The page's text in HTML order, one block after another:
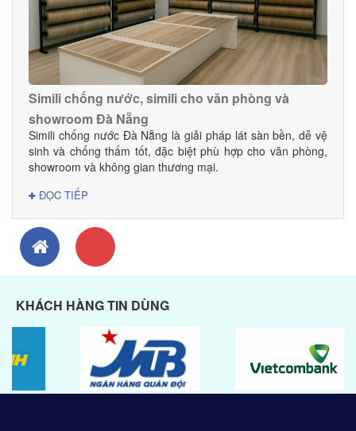
– Vật liệu nội thất Đà Nẵng Địa chỉ: 179 Nguyễn Tri
Phương, P. Thanh Khê, TP. Đà Nẵng Hotline: 0945 368 615
Web: danacomex.com
Simili chống nước, simili cho văn phòng và
showroom Đà Nẵng
Simili chống nước Đà Nẵng là giải pháp lát sàn bền, dễ vệ
sinh và chống thấm tốt, đặc biệt phù hợp cho văn phòng,
showroom và không gian thương mại.
ĐỌC TIẾP
KHÁCH HÀNG TIN DÙNG